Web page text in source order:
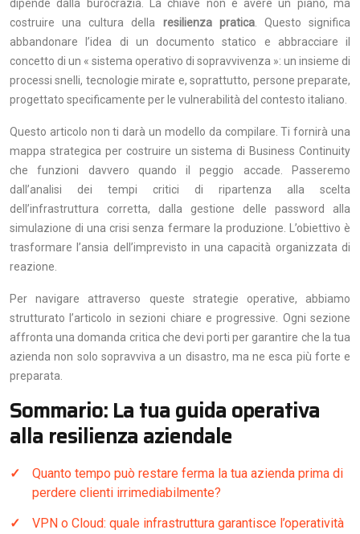
dipende dalla burocrazia. La chiave non è avere un piano, ma
costruire una cultura della resilienza pratica. Questo significa
abbandonare l’idea di un documento statico e abbracciare il
concetto di un « sistema operativo di sopravvivenza »: un insieme di
processi snelli, tecnologie mirate e, soprattutto, persone preparate,
progettato specificamente per le vulnerabilità del contesto italiano.
Questo articolo non ti darà un modello da compilare. Ti fornirà una
mappa strategica per costruire un sistema di Business Continuity
che funzioni davvero quando il peggio accade. Passeremo
dall’analisi dei tempi critici di ripartenza alla scelta
dell’infrastruttura corretta, dalla gestione delle password alla
simulazione di una crisi senza fermare la produzione. L’obiettivo è
trasformare l’ansia dell’imprevisto in una capacità organizzata di
reazione.
Per navigare attraverso queste strategie operative, abbiamo
strutturato l’articolo in sezioni chiare e progressive. Ogni sezione
affronta una domanda critica che devi porti per garantire che la tua
azienda non solo sopravviva a un disastro, ma ne esca più forte e
preparata.
Sommario: La tua guida operativa
alla resilienza aziendale
Quanto tempo può restare ferma la tua azienda prima di
perdere clienti irrimediabilmente?
VPN o Cloud: quale infrastruttura garantisce l’operatività